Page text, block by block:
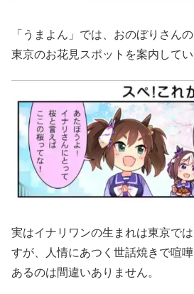
「うまよん」では、おのぼりさん
東京のお花見スポットを案内してい
実はイナリワンの生まれは東京で
すが、人情にあつく世話焼きで喧
あるのは間違いありません。